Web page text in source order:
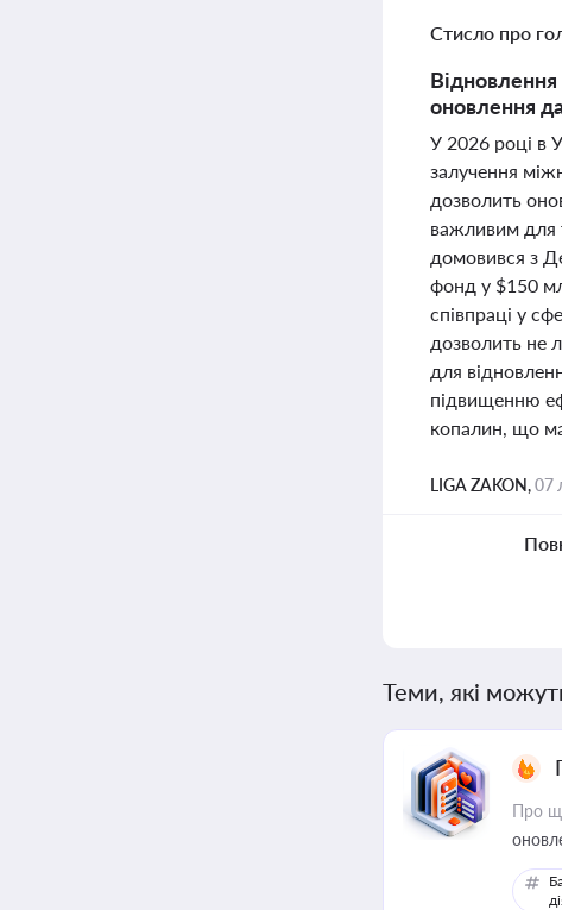
Стисло про
оновлення
У 2026 році в
залучення
дозволить
важливим для
домовився з
фонд у $150
співпраці у
дозволить не
для
підвищенню
копалин, що
LIGA ZAKON,07
Теми, які
Про